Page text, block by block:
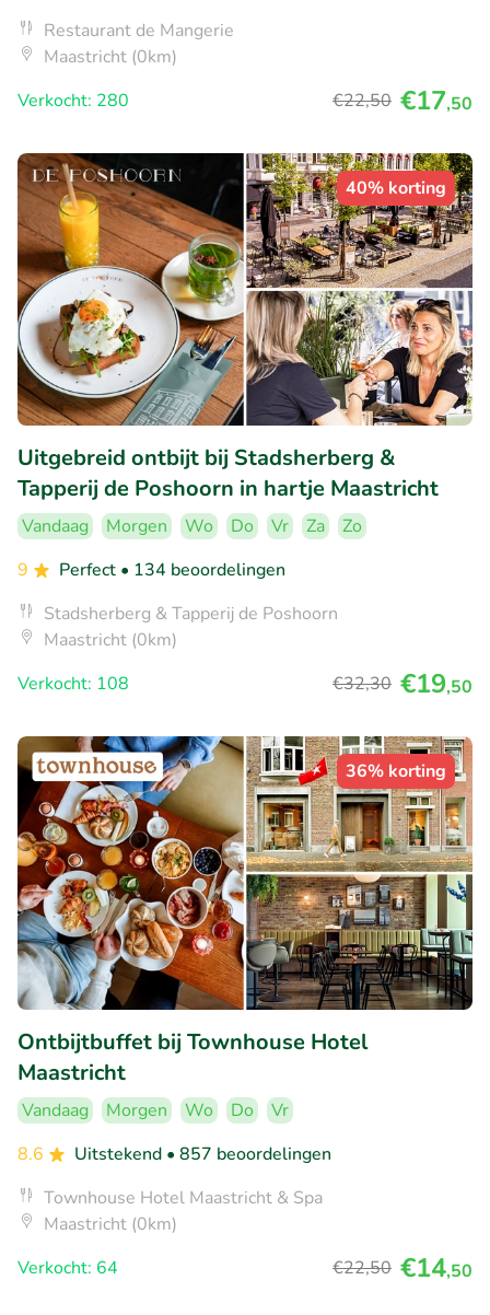
Restaurant de Mangerie
Maastricht (0km)
Verkocht: 280
€22,50 €17,50
40% korting
Uitgebreid ontbijt bij Stadsherberg &
Tapperij de Poshoorn in hartje Maastricht
Vandaag Morgen Wo Do Vr Za
Zo
9
Perfect • 134 beoordelingen
Stadsherberg & Tapperij de Poshoorn
Maastricht (0km)
Verkocht: 108
€32,30 €19,50
36% korting
Ontbijtbuffet bij Townhouse Hotel
Maastricht
Vandaag Morgen Wo Do
Vr
8.6
Uitstekend • 857 beoordelingen
Townhouse Hotel Maastricht & Spa
Maastricht (0km)
Verkocht: 64
€22,50 €14,50